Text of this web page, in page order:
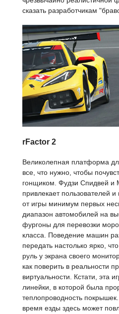
сказать разработчикам
rFactor 2
Великолепная платформа
все, что нужно, чтобы
гонщиком. Фудзи Спидвей и
привлекает пользователей
от игры минимум первых
диапазон автомобилей на
фургоны для перевозки
класса. Поведение машин
передать настолько ярко,
руль у экрана своего
как поверить в реальности
виртуальности. Кстати, эта
линейки, в которой была
теплопроводность
время езды здесь может